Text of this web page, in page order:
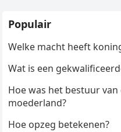
Populair
Welke macht heeft
Wat is een
Hoe was het bestuur
moederland?
Hoe opzeg betekenen?